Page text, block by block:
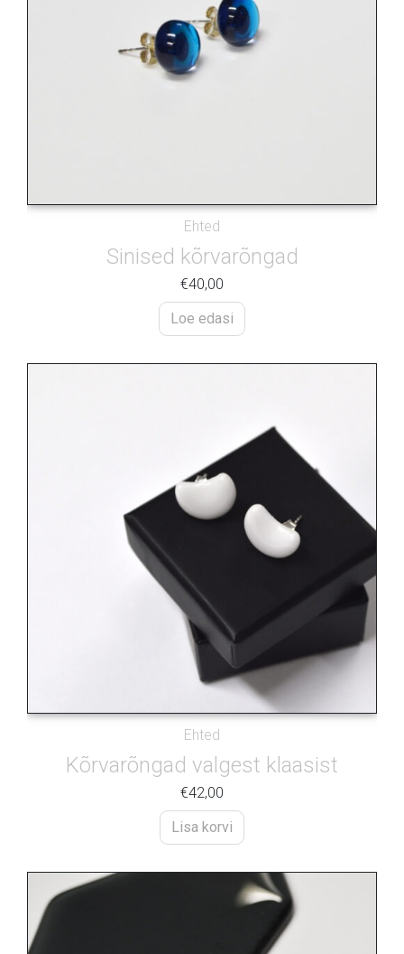
Ehted
Sinised kõrvarõngad
€40,00
Loe edasi
Ehted
Kõrvarõngad valgest klaasist
€42,00
Lisa korvi